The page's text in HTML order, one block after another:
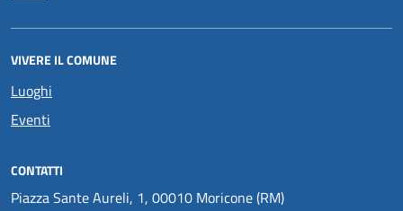
VIVERE IL COMUNE
Luoghi
Eventi
CONTATTI
Piazza Sante Aureli, 1, 00010 Moricone (RM)